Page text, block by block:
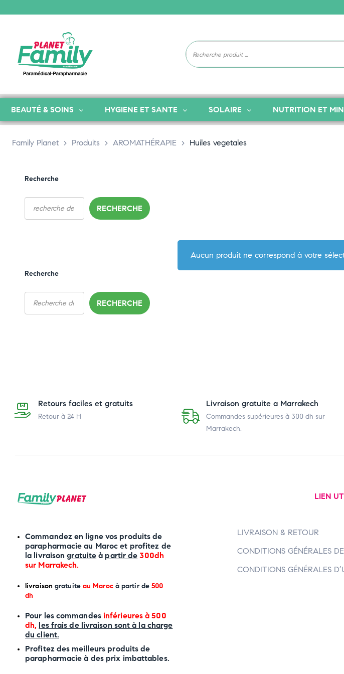
BEAUTÉ & SOINS HYGIENE ET SANTE SOLAIRE NUTRITION ET
Family Planet > Produits > AROMATHÉRAPIE > Huiles vegetales
Aucun produit ne correspond à votre
Recherche
RECHERCHE
Recherche
RECHERCHE
Retours faciles et gratuits
Retour à 24 H
Livraison gratuite a Marrakech
Commandes supérieures à 300 dhsur
Marrakech.
Commandez en ligne vos produits de
parapharmacie au Maroc et profitez de
la livraisongratuite à partir de 300dh
sur Marrakech.
livraison gratuiteau Maroc à partir de500
dh
Pour les commandes inférieures à 500
dh, les frais de livraison sont à la charge
du client.
Profitez des meilleurs produits de
parapharmacie à des prix imbattables.
LIEN
LIVRAISON & RETOUR
CONDITIONS GÉNÉRALES
CONDITIONS GÉNÉRALES